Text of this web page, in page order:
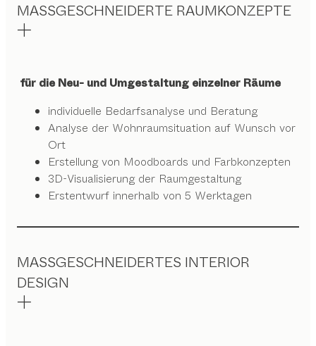
MASSGESCHNEIDERTE RAUMKONZEPTE
für die Neu- und Umgestaltung einzelner Räume
individuelle Bedarfsanalyse und Beratung
Analyse der Wohnraumsituation auf Wunsch vor
Ort
Erstellung von Moodboards und Farbkonzepten
3D-Visualisierung der Raumgestaltung
Erstentwurf innerhalb von 5 Werktagen
MASSGESCHNEIDERTES INTERIOR
DESIGN